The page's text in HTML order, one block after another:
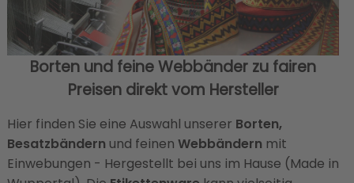
Borten und feine Webbänder zu fairen
Preisen direkt vom Hersteller
Hier finden Sie eine Auswahl unserer Borten,
Besatzbändern und feinen Webbändern mit
Einwebungen - Hergestellt bei uns im Hause (Made in